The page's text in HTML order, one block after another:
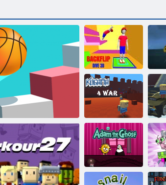
Backflip Dive
COGAM: Four-
war